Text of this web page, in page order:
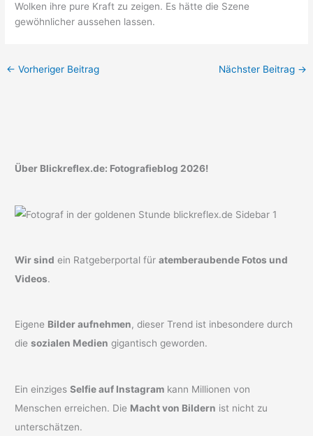
Wolken ihre pure Kraft zu zeigen. Es hätte die Szene
gewöhnlicher aussehen lassen.
← Vorheriger Beitrag Nächster Beitrag →
Über Blickreflex.de: Fotografieblog 2026!
Wir sind ein Ratgeberportal füratemberaubende Fotos und
Videos.
Eigene Bilder aufnehmen, dieser Trend ist inbesondere durch
diesozialen Medien gigantisch geworden.
Ein einzigesSelfie auf Instagram kann Millionen von
Menschen erreichen. Die Macht von Bildern ist nicht zu
unterschätzen.